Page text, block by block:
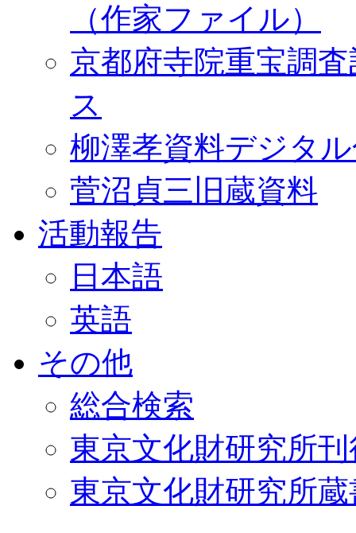
（作家ファイル）
京都府寺院重宝調
ス
柳澤孝資料デジタ
菅沼貞三旧蔵資料
活動報告
日本語
英語
その他
総合検索
東京文化財研究所
東京文化財研究所